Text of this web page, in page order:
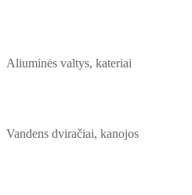
Aliuminės valtys, kateriai
Vandens dviračiai, kanojos